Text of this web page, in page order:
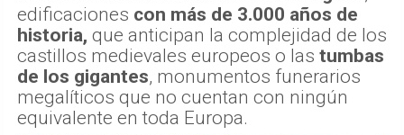
Es ahí donde se encuentran losnuraghes
edificacionescon más de 3.000 años de
historia,que anticipan la complejidad de los
castillos medievales europeos o lastumbas
de los gigantes, monumentos funerarios
megalíticos que no cuentan con ningún